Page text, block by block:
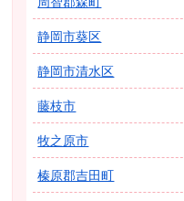
静岡市葵区
静岡市清水区
藤枝市
牧之原市
榛原郡吉田町